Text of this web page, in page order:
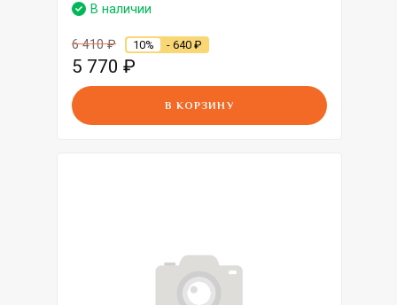
В наличии
6 410₽ 10% - 640 ₽
5 770 ₽
В КОРЗИНУ